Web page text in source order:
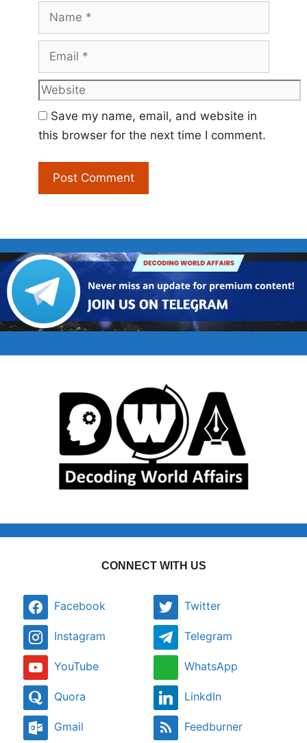
Name
Email
Website
Save my name, email, and website in
this browser for the next time I comment.
CONNECT WITH US
Facebook Twitter
Instagram Telegram
YouTube WhatsApp
Quora LinkdIn
Gmail Feedburner